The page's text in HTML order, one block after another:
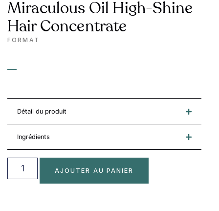
Miraculous Oil High-Shine
Hair Concentrate
FORMAT
—
Détail du produit
Ingrédients
AJOUTER AU PANIER